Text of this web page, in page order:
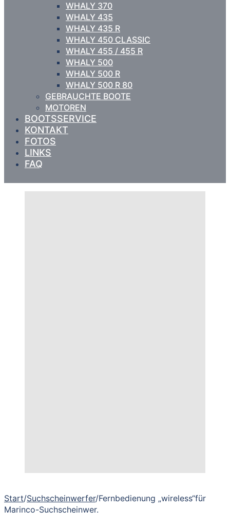
WHALY 370
WHALY 435
WHALY 435 R
WHALY 450 CLASSIC
WHALY 455 / 455 R
WHALY 500
WHALY 500 R
WHALY 500 R 80
GEBRAUCHTE BOOTE
MOTOREN
BOOTSSERVICE
KONTAKT
FOTOS
LINKS
FAQ
Start/Suchscheinwerfer/Fernbedienung „wireless“für
Marinco-Suchscheinwer.